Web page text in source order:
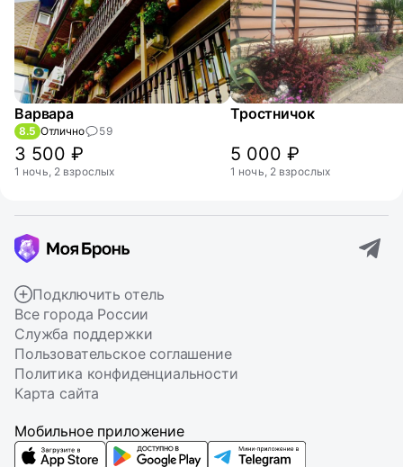
Варвара
8.5 Отлично 59
3 500 ₽
1 ночь, 2 взрослых
Тростничок
5 000 ₽
1 ночь, 2 взрослых
Подключить отель
Все города России
Служба поддержки
Пользовательское соглашение
Политика конфиденциальности
Карта сайта
Мобильное приложение